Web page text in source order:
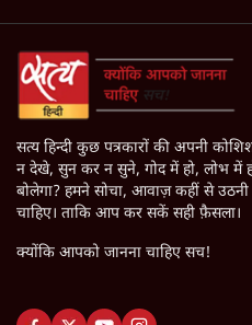
सत्य हिन्दी कुछ पत्रकारों की अपनी
न देखे, सुन कर न सुने, गोद में हो, लोभ में
बोलेगा? हमने सोचा, आवाज़ कहीं से उठनी
चाहिए। ताकि आप कर सकें सही फ़ैसला।
क्योंकि आपको जानना चाहिए सच!